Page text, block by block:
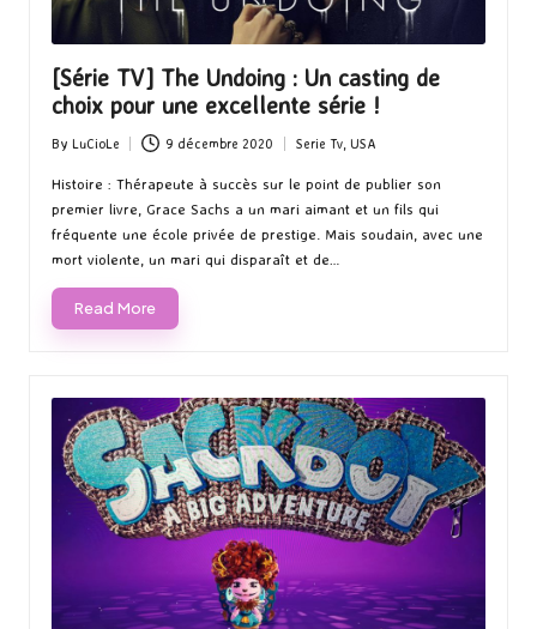
[Série TV] The Undoing : Un casting de
choix pour une excellente série !
Posted
by
By LuCioLe 9 décembre 2020
Posted
in
Serie Tv, USA
Histoire : Thérapeute à succès sur le point de publier son
premier livre, Grace Sachs a un mari aimant et un fils qui
fréquente une école privée de prestige. Mais soudain, avec une
mort violente, un mari qui disparaît et de…
Read More